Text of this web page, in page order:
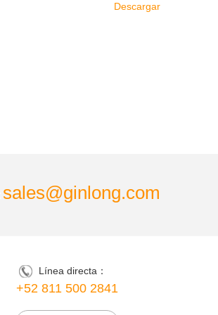
Descargar
sales@ginlong.com
Línea directa：
+52 811 500 2841